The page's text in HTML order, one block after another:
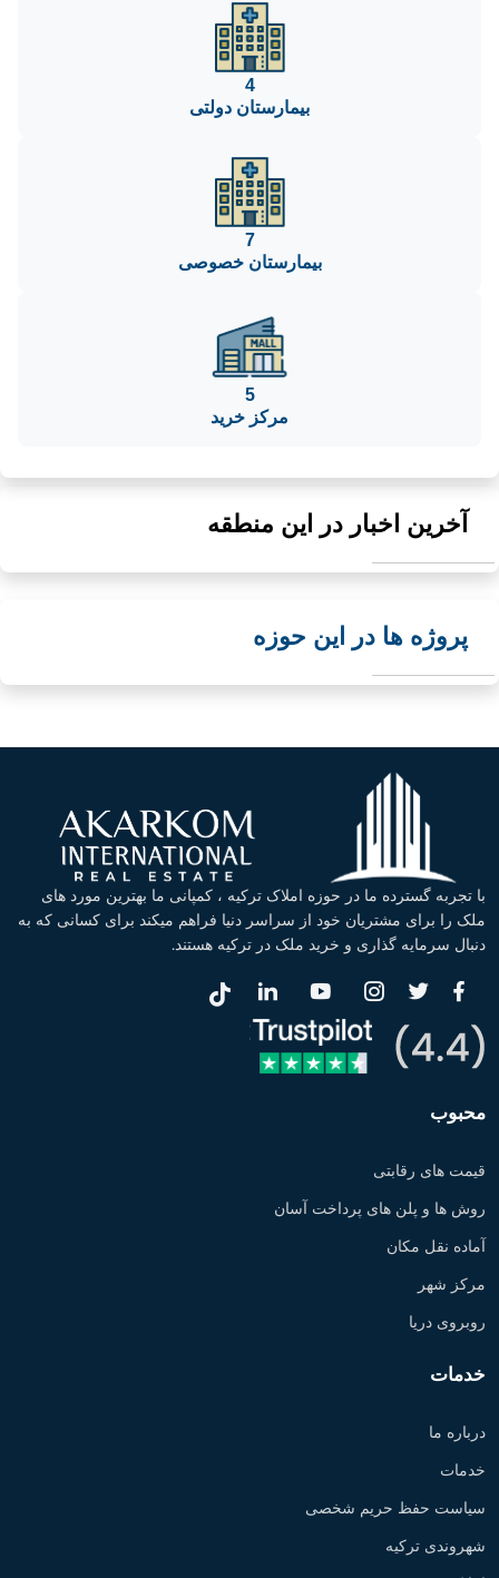
4
بیمارستان دولتی
7
بیمارستان خصوصی
5
مرکز خرید
آخرین اخبار در این منطقه
پروژه ها در این حوزه
با تجربه گسترده ما در حوزه املاک ترکیه ، کمپانی ما بهترین مورد های
ملک را برای مشتریان خود از سراسر دنیا فراهم میکند برای کسانی که به
دنبال سرمایه گذاری و خرید ملک در ترکیه هستند.
محبوب
قیمت های رقابتی
روش ها و پلن های پرداخت آسان
آماده نقل مکان
مرکز شهر
روبروی دریا
خدمات
درباره ما
خدمات
سیاست حفظ حریم شخصی
شهروندی ترکیه